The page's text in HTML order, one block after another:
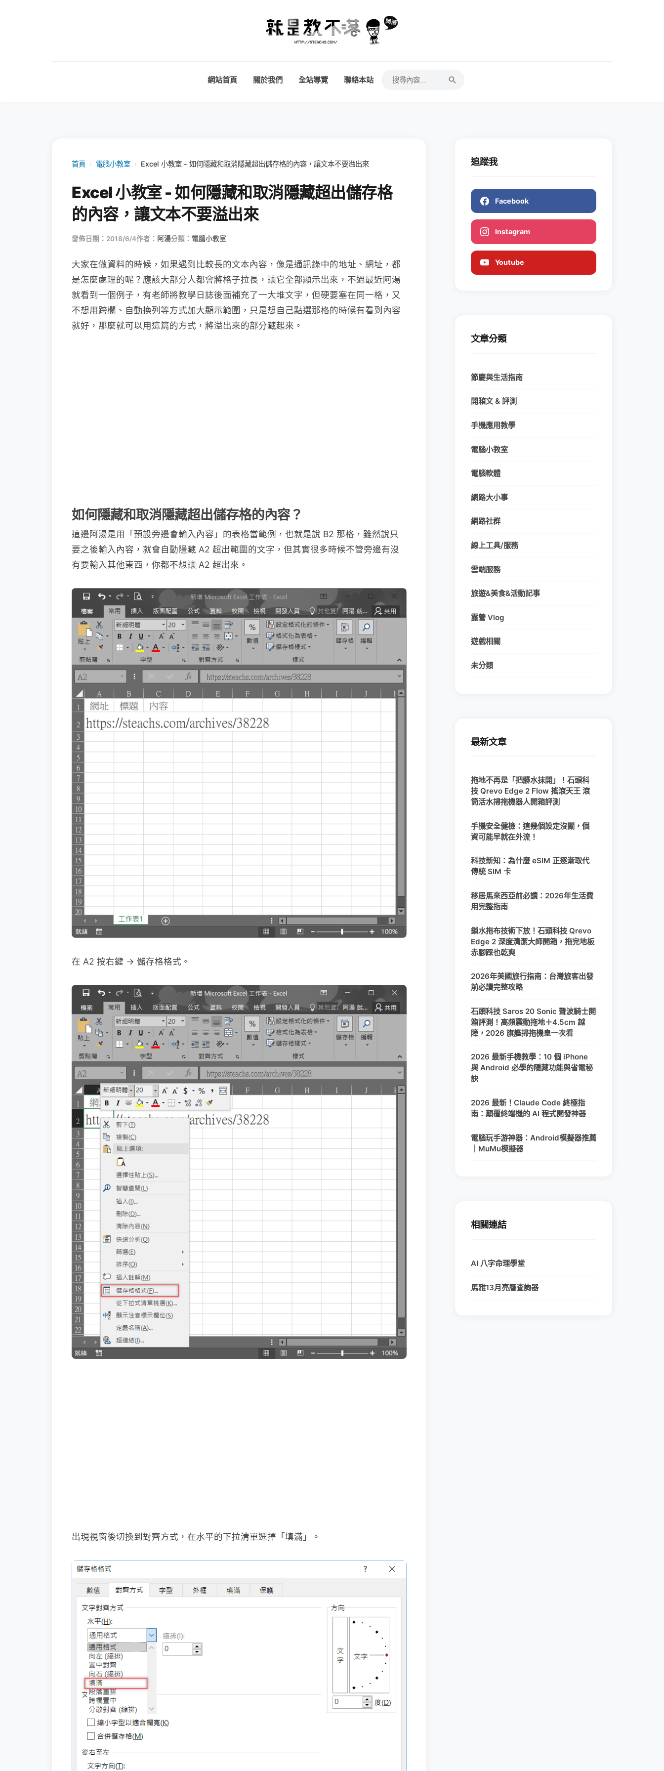
網站首頁 關於我們 全站導覽 聯絡本站
首頁 › 電腦小教室 › Excel 小教室 - 如何隱藏和取消隱藏超出儲存格的內容，讓文本不要溢出來
Excel 小教室 - 如何隱藏和取消隱藏超出儲存格
的內容，讓文本不要溢出來
發佈日期：2018/6/4作者： 阿湯分類： 電腦小教室
大家在做資料的時候，如果遇到比較長的文本內容，像是通訊錄中的地址、網址，都
是怎麼處理的呢？應該大部分人都會將格子拉長，讓它全部顯示出來，不過最近阿湯
就看到一個例子，有老師將教學日誌後面補充了一大堆文字，但硬要塞在同一格，又
不想用跨欄、自動換列等方式加大顯示範圍，只是想自己點選那格的時候有看到內容
就好，那麼就可以用這篇的方式，將溢出來的部分藏起來。
如何隱藏和取消隱藏超出儲存格的內容？
這邊阿湯是用「預設旁邊會輸入內容」的表格當範例，也就是說 B2 那格，雖然說只
要之後輸入內容，就會自動隱藏 A2 超出範圍的文字，但其實很多時候不管旁邊有沒
有要輸入其他東西，你都不想讓 A2 超出來。
在 A2 按右鍵 → 儲存格格式。
出現視窗後切換到對齊方式，在水平的下拉清單選擇「填滿」。
追蹤我
Facebook
Instagram
Youtube
文章分類
節慶與生活指南
開箱文 & 評測
手機應用教學
電腦小教室
電腦軟體
網路大小事
網路社群
線上工具/服務
雲端服務
旅遊&美食&活動記事
露營 Vlog
遊戲相關
未分類
最新文章
拖地不再是「把髒水抹開」！石頭科
技 Qrevo Edge 2 Flow 搖滾天王 滾
筒活水掃拖機器人開箱評測
手機安全健檢：這幾個設定沒關，個
資可能早就在外流！
科技新知：為什麼 eSIM 正逐漸取代
傳統 SIM 卡
移居馬來西亞前必讀：2026年生活費
用完整指南
鎖水拖布技術下放！石頭科技 Qrevo
Edge 2 深度清潔大師開箱，拖完地板
赤腳踩也乾爽
2026年美國旅行指南：台灣旅客出發
前必讀完整攻略
石頭科技 Saros 20 Sonic 聲波騎士開
箱評測！高頻震動拖地＋4.5cm 越
障，2026 旗艦掃拖機皇一次看
2026 最新手機教學：10 個 iPhone
與 Android 必學的隱藏功能與省電秘
訣
2026 最新！Claude Code 終極指
南：顛覆終端機的 AI 程式開發神器
電腦玩手游神器：Android模擬器推薦
｜MuMu模擬器
相關連結
AI 八字命理學堂
馬雅13月亮曆查詢器